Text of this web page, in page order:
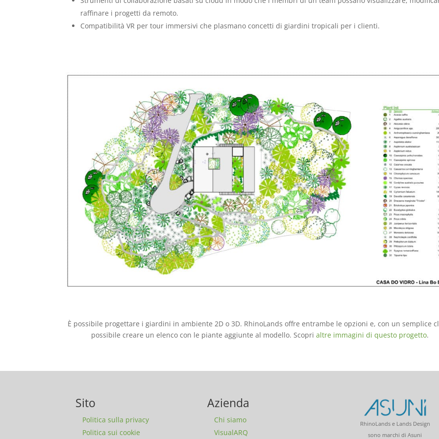
raffinare i progetti da remoto.
Compatibilità VR per tour immersivi che plasmano concetti di giardini tropicali per i clienti.
È possibile progettare i giardini in ambiente 2D o 3D. RhinoLands offre entrambe le opzioni e, con un semplice
possibile creare un elenco con le piante aggiunte al modello. Scopri altre immagini di questo progetto.
Sito
Politica sulla privacy
Politica sui cookie
Azienda
Chi siamo
VisualARQ
RhinoLands e Lands Design
sono marchi di Asuni